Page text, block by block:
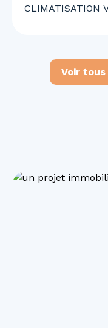
CLIMATISATION
séjour lumineux,
salle de bains,
organiser une
Voir